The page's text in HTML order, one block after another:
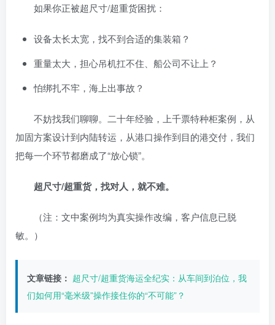
如果你正被超尺寸/超重货困扰：
设备太长太宽，找不到合适的集装箱？
重量太大，担心吊机扛不住、船公司不让上？
怕绑扎不牢，海上出事故？
不妨找我们聊聊。二十年经验，上千票特种柜案例，从
加固方案设计到内陆转运，从港口操作到目的港交付，我们
把每一个环节都磨成了“放心锁”。
超尺寸/超重货，找对人，就不难。
（注：文中案例均为真实操作改编，客户信息已脱
敏。）
文章链接： 超尺寸/超重货海运全纪实：从车间到泊位，我
们如何用“毫米级”操作接住你的“不可能”？